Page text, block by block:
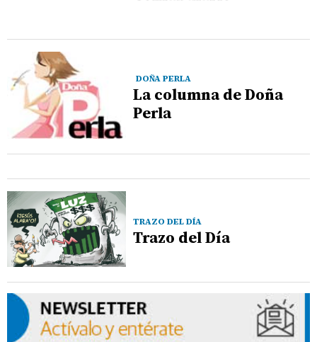
DOÑA PERLA
La columna de Doña
Perla
TRAZO DEL DÍA
Trazo del Día